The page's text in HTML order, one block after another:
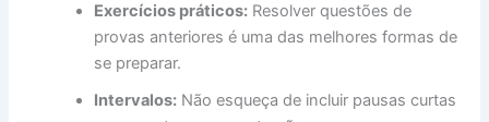
Exercícios práticos: Resolver questões de
provas anteriores é uma das melhores formas de
se preparar.
Intervalos: Não esqueça de incluir pausas curtas